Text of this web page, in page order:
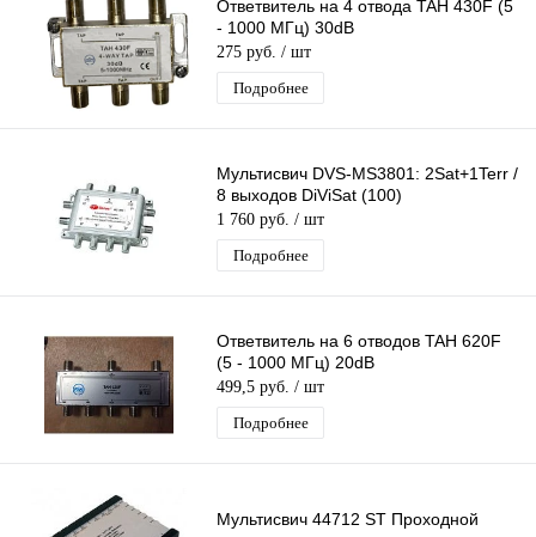
Ответвитель на 4 отвода TAH 430F (5
- 1000 МГц) 30dB
275 руб. / шт
Подробнее
Мультисвич DVS-MS3801: 2Sat+1Terr /
8 выходов DiViSat (100)
1 760 руб. / шт
Подробнее
Ответвитель на 6 отводов TAH 620F
(5 - 1000 МГц) 20dB
499,5 руб. / шт
Подробнее
Мультисвич 44712 ST Проходной